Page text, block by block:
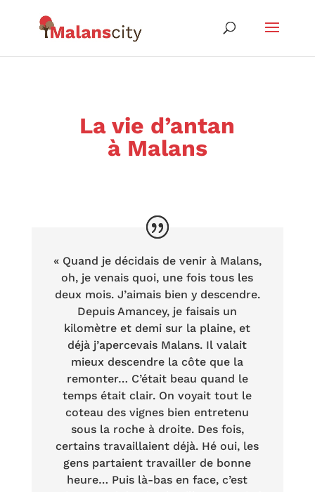
La vie d’antan
à Malans
« Quand je décidais de venir à Malans,
oh, je venais quoi, une fois tous les
deux mois. J’aimais bien y descendre.
Depuis Amancey, je faisais un
kilomètre et demi sur la plaine, et
déjà j’apercevais Malans. Il valait
mieux descendre la côte que la
remonter… C’était beau quand le
temps était clair. On voyait tout le
coteau des vignes bien entretenu
sous la roche à droite. Des fois,
certains travaillaient déjà. Hé oui, les
gens partaient travailler de bonne
heure… Puis là-bas en face, c’est